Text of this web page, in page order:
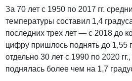
За 70 лет с 1950 по 2017 гг.
температуры составил 1,4
последних трех лет — с 2018 до
цифру пришлось поднять до 1,55
отдельно 30 лет с 1990 по 2020
поднялась более чем на 1,7